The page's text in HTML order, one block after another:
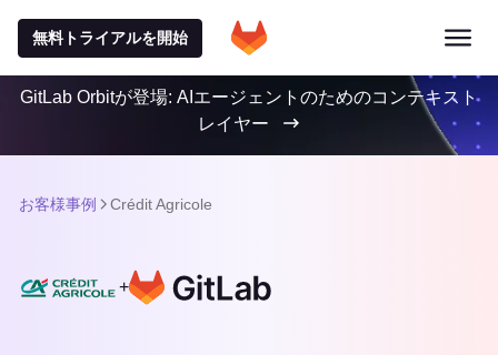
無料トライアルを開始
GitLab Orbitが登場: AIエージェントのためのコンテキスト
レイヤー
お客様事例 Crédit Agricole
+